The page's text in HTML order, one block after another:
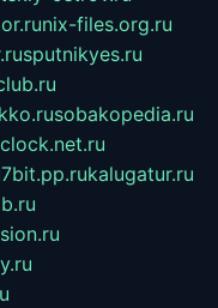
nix-files.org.ru
sputnikyes.ru
sobakopedia.ru
7bit.pp.rukalugatur.ru